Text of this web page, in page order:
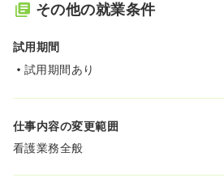
その他の就業条件
試用期間
試用期間あり
仕事内容の変更範囲
看護業務全般